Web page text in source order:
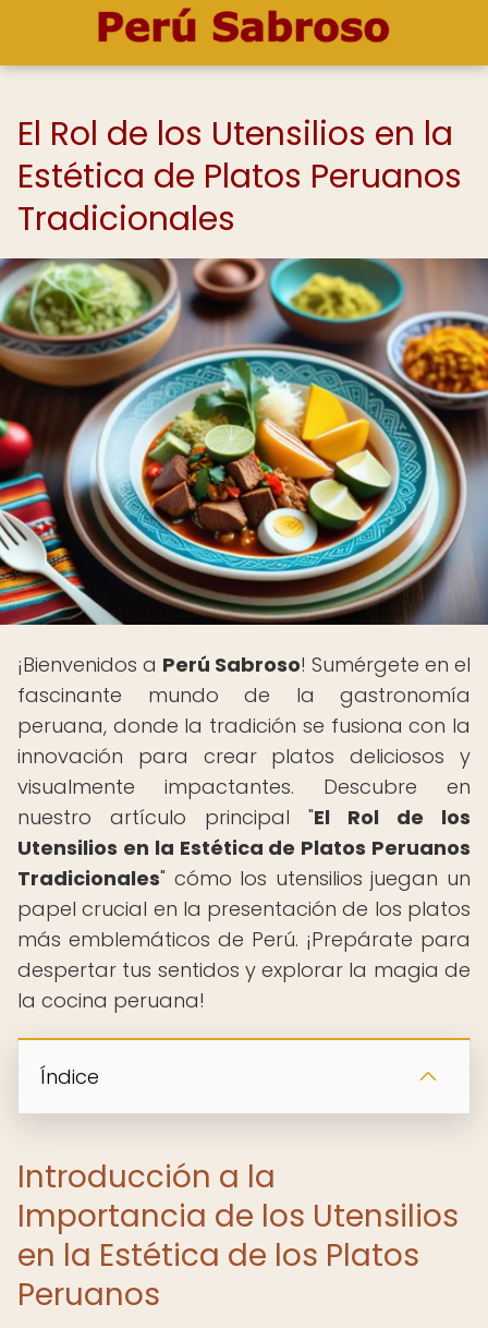
El Rol de los Utensilios en la
Estética de Platos Peruanos
Tradicionales
¡Bienvenidos a Perú Sabroso! Sumérgete en el
fascinante mundo de la gastronomía
peruana, donde la tradición se fusiona con la
innovación para crear platos deliciosos y
visualmente impactantes. Descubre en
nuestro artículo principal "El Rol de los
Utensilios en la Estética de Platos Peruanos
Tradicionales" cómo los utensilios juegan un
papel crucial en la presentación de los platos
más emblemáticos de Perú. ¡Prepárate para
despertar tus sentidos y explorar la magia de
la cocina peruana!
Índice
Introducción a la
Importancia de los Utensilios
en la Estética de los Platos
Peruanos